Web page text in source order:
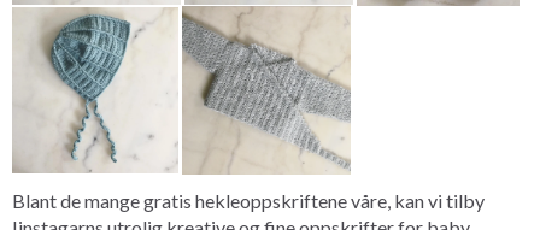
Blant de mange gratis hekleoppskriftene våre, kan vi tilby